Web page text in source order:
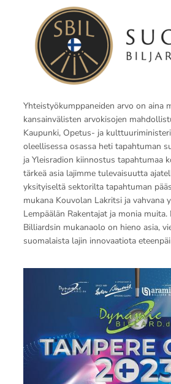
Yhteistyökumppaneiden arvo on aina
kansainvälisten arvokisojen
Kaupunki, Opetus- ja
oleellisessa osassa heti tapahtuman
ja Yleisradion kiinnostus tapahtumaa
tärkeä asia lajimme tulevaisuutta
yksityiseltä sektorilta tapahtuman
mukana Kouvolan Lakritsi ja vahvana
Lempäälän Rakentajat ja monia muita.
Billiardsin mukanaolo on hieno asia,
suomalaista lajin innovaatiota